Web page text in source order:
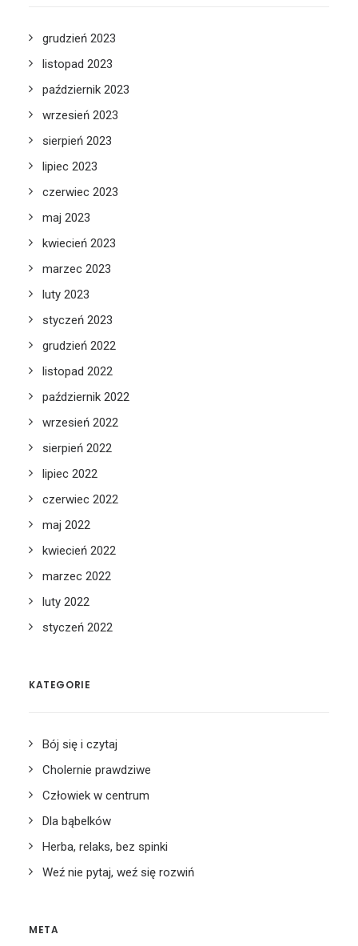
grudzień 2023
listopad 2023
październik 2023
wrzesień 2023
sierpień 2023
lipiec 2023
czerwiec 2023
maj 2023
kwiecień 2023
marzec 2023
luty 2023
styczeń 2023
grudzień 2022
listopad 2022
październik 2022
wrzesień 2022
sierpień 2022
lipiec 2022
czerwiec 2022
maj 2022
kwiecień 2022
marzec 2022
luty 2022
styczeń 2022
KATEGORIE
Bój się i czytaj
Cholernie prawdziwe
Człowiek w centrum
Dla bąbelków
Herba, relaks, bez spinki
Weź nie pytaj, weź się rozwiń
META